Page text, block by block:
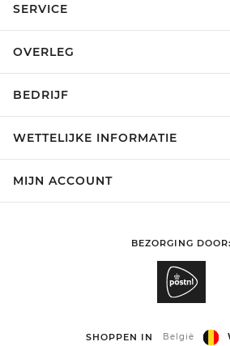
SERVICE
OVERLEG
BEDRIJF
WETTELIJKE INFORMATIE
MIJN ACCOUNT
BEZORGING DOOR:
SHOPPEN IN België